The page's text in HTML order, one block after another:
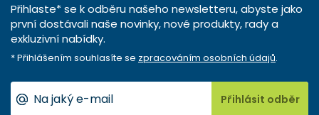
Přihlaste* se k odběru našeho newsletteru, abyste jako
první dostávali naše novinky, nové produkty, rady a
exkluzivní nabídky.
* Přihlášením souhlasíte se zpracováním osobních údajů.
Přihlásit odběr